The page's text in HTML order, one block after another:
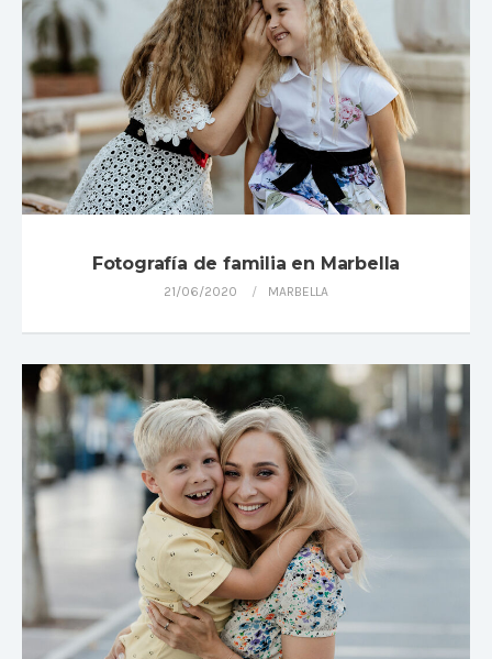
Fotografía de familia en Marbella
21/06/2020 MARBELLA